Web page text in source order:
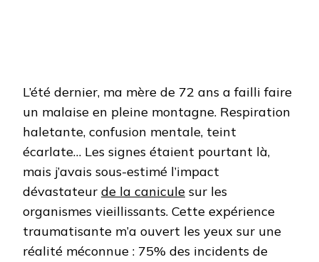
L’été dernier, ma mère de 72 ans a failli faire
un malaise en pleine montagne. Respiration
haletante, confusion mentale, teint
écarlate… Les signes étaient pourtant là,
mais j’avais sous-estimé l’impact
dévastateur de la canicule sur les
organismes vieillissants. Cette expérience
traumatisante m’a ouvert les yeux sur une
réalité méconnue : 75% des incidents de